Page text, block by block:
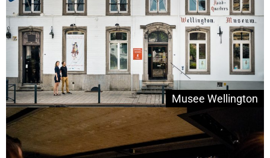
Musee Wellington